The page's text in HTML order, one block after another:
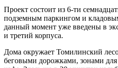
Проект состоит из 6-ти
подземным паркингом и
данный момент уже введены в
и третий корпуса.
Дома окружает Томилинский
беговыми дорожками, зонами